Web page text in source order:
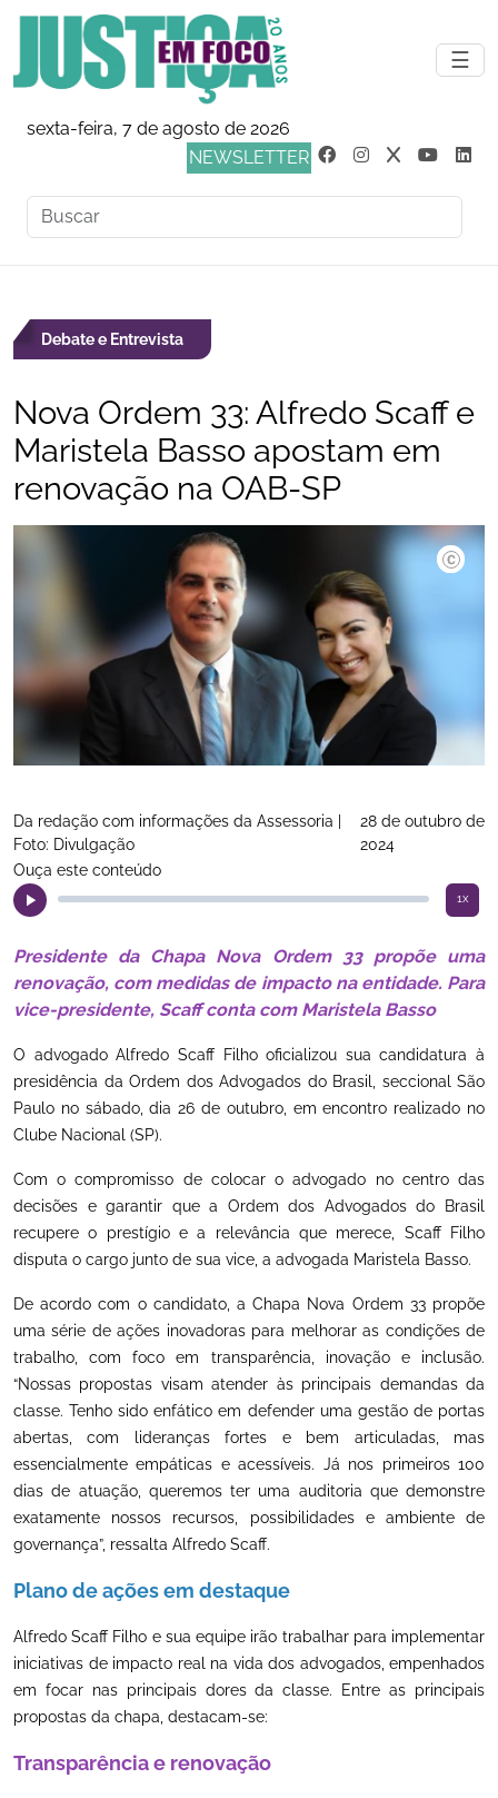
☰
sexta-feira, 7 de agosto de 2026
NEWSLETTER
Debate e Entrevista
Nova Ordem 33: Alfredo Scaff e
Maristela Basso apostam em
renovação na OAB-SP
Da redação com informações da Assessoria |
Foto: Divulgação
28 de outubro de
2024
Ouça este conteúdo
1x
Presidente da Chapa Nova Ordem 33 propõe uma
renovação, com medidas de impacto na entidade. Para
vice-presidente, Scaff conta com Maristela Basso
O advogado Alfredo Scaff Filho oficializou sua candidatura à
presidência da Ordem dos Advogados do Brasil, seccional São
Paulo no sábado, dia 26 de outubro, em encontro realizado no
Clube Nacional (SP).
Com o compromisso de colocar o advogado no centro das
decisões e garantir que a Ordem dos Advogados do Brasil
recupere o prestígio e a relevância que merece, Scaff Filho
disputa o cargo junto de sua vice, a advogada Maristela Basso.
De acordo com o candidato, a Chapa Nova Ordem 33 propõe
uma série de ações inovadoras para melhorar as condições de
trabalho, com foco em transparência, inovação e inclusão.
“Nossas propostas visam atender às principais demandas da
classe. Tenho sido enfático em defender uma gestão de portas
abertas, com lideranças fortes e bem articuladas, mas
essencialmente empáticas e acessíveis. Já nos primeiros 100
dias de atuação, queremos ter uma auditoria que demonstre
exatamente nossos recursos, possibilidades e ambiente de
governança”, ressalta Alfredo Scaff.
Plano de ações em destaque
Alfredo Scaff Filho e sua equipe irão trabalhar para implementar
iniciativas de impacto real na vida dos advogados, empenhados
em focar nas principais dores da classe. Entre as principais
propostas da chapa, destacam-se:
Transparência e renovação